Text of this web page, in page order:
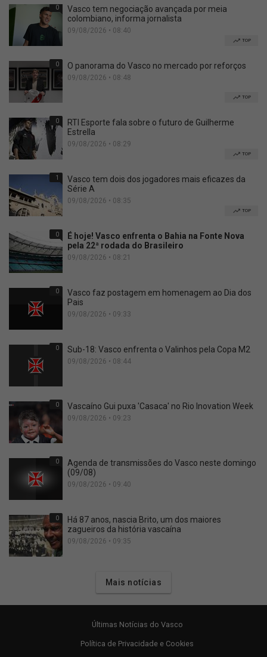
0
Vasco tem negociação avançada por meia
colombiano, informa jornalista
09/08/2026 • 08:40
TOP
0 O panorama do Vasco no mercado por reforços
09/08/2026 • 08:48
TOP
0
RTI Esporte fala sobre o futuro de Guilherme
Estrella
09/08/2026 • 08:29
TOP
1
Vasco tem dois dos jogadores mais eficazes da
Série A
09/08/2026 • 08:35
TOP
0
É hoje! Vasco enfrenta o Bahia na Fonte Nova
pela 22ª rodada do Brasileiro
09/08/2026 • 08:21
0
Vasco faz postagem em homenagem ao Dia dos
Pais
09/08/2026 • 09:33
0 Sub-18: Vasco enfrenta o Valinhos pela Copa M2
09/08/2026 • 08:44
0 Vascaíno Gui puxa 'Casaca' no Rio Inovation Week
09/08/2026 • 09:23
0
Agenda de transmissões do Vasco neste domingo
(09/08)
09/08/2026 • 09:40
0
Há 87 anos, nascia Brito, um dos maiores
zagueiros da história vascaína
09/08/2026 • 09:35
Mais notícias
Últimas Notícias do Vasco
Política de Privacidade e Cookies